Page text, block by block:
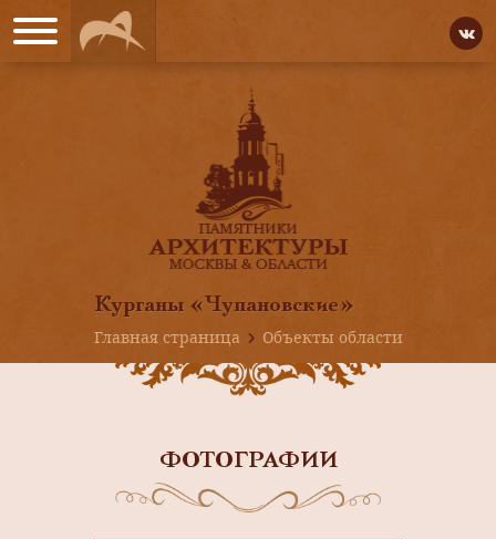
Курганы «Чупановские»
Главная страница
Объекты области
ФОТОГРАФИИ